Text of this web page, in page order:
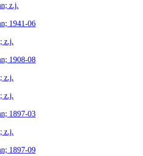
z.j.
1941-06
z.j.
1908-08
z.j.
z.j.
1897-03
z.j.
1897-09